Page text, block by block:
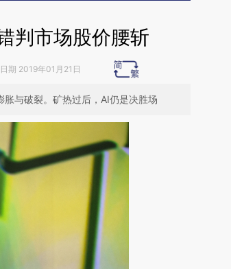
判市场股价腰斩
期 2019年01月21日
胀与破裂。矿热过后，AI仍是决胜场